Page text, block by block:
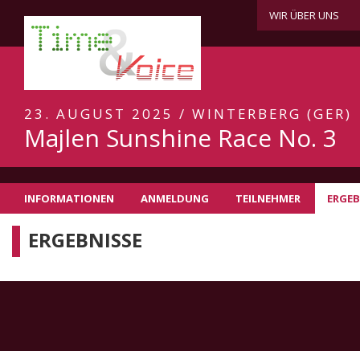
WIR ÜBER UNS
23. AUGUST 2025 / WINTERBERG (GER)
Majlen Sunshine Race No. 3
INFORMATIONEN ANMELDUNG TEILNEHMER
ERGEBNISSE